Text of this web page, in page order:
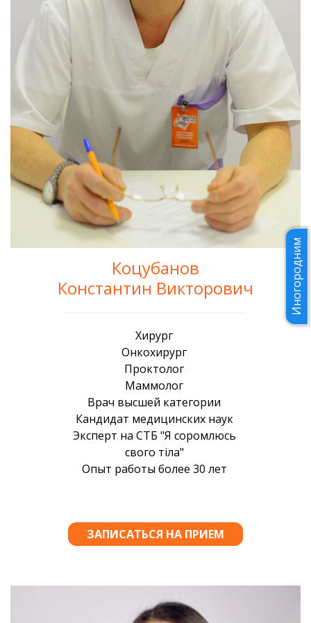
Коцубанов
Константин Викторович
Иногородним